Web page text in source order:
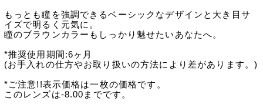
もっとも瞳を強調できるベーシックなデザインと大き目サ
イズで明るく元気に。
瞳のブラウンカラーもしっかり魅せたいあなたへ。
*推奨使用期間:6ヶ月
(お手入れの仕方やお取り扱いの方法により差があります。)
*ご注意!!表示価格は一枚の価格です。
このレンズは-8.00までです。